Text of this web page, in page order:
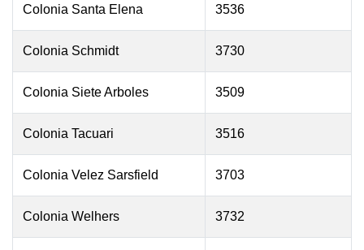
Colonia Santa Elena 3536
Colonia Schmidt 3730
Colonia Siete Arboles 3509
Colonia Tacuari 3516
Colonia Velez Sarsfield 3703
Colonia Welhers 3732